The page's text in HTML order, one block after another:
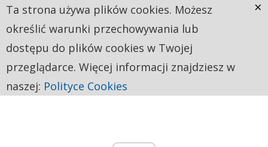
Ta strona używa plików cookies. Możesz
określić warunki przechowywania lub
dostępu do plików cookies w Twojej
przeglądarce. Więcej informacji znajdziesz w
naszej: Polityce Cookies
×